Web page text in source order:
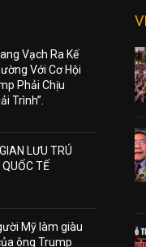
Vạch Ra Kế
Với Cơ Hội
Phải Chịu
Trình”.
LƯU TRÚ
QUỐC TẾ
Mỹ làm giàu
ông Trump